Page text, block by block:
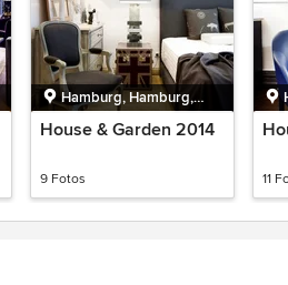
Hamburg, Hamburg,
Deutschland
House & Garden 2014
9 Fotos 11